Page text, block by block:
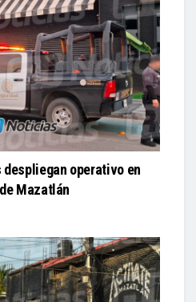
despliegan operativo en
Mazatlán